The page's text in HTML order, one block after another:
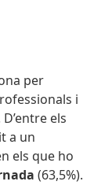
per
i
D’entre els
a un
els que ho
(63,5%).